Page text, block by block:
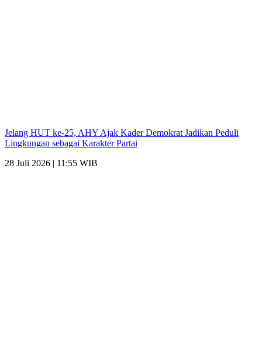
Jelang HUT ke-25, AHY Ajak Kader Demokrat Jadikan Peduli
Lingkungan sebagai Karakter Partai
28 Juli 2026 | 11:55 WIB